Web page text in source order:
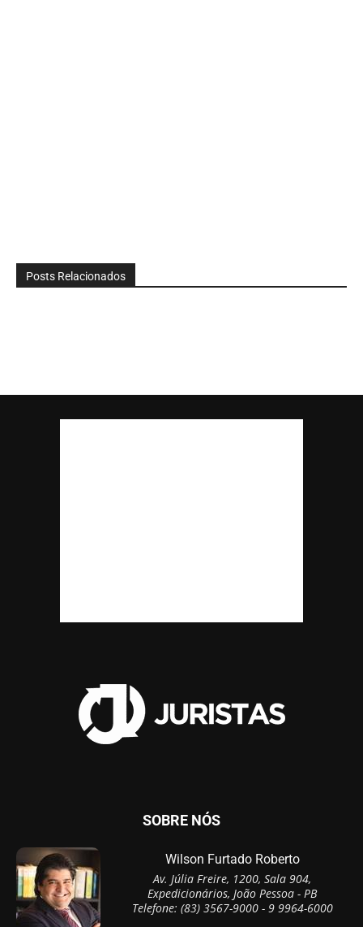
Posts Relacionados
SOBRE NÓS
Wilson Furtado Roberto
Av. Júlia Freire, 1200, Sala 904,
Expedicionários, João Pessoa - PB
Telefone: (83) 3567-9000 - 9 9964-6000